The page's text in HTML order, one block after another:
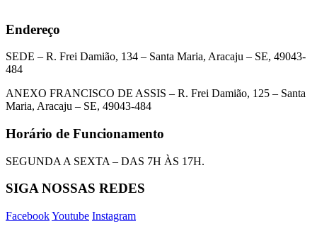
Endereço
SEDE – R. Frei Damião, 134 – Santa Maria, Aracaju – SE, 49043-
484
ANEXO FRANCISCO DE ASSIS – R. Frei Damião, 125 – Santa
Maria, Aracaju – SE, 49043-484
Horário de Funcionamento
SEGUNDA A SEXTA – DAS 7H ÀS 17H.
SIGA NOSSAS REDES
FacebookYoutube Instagram